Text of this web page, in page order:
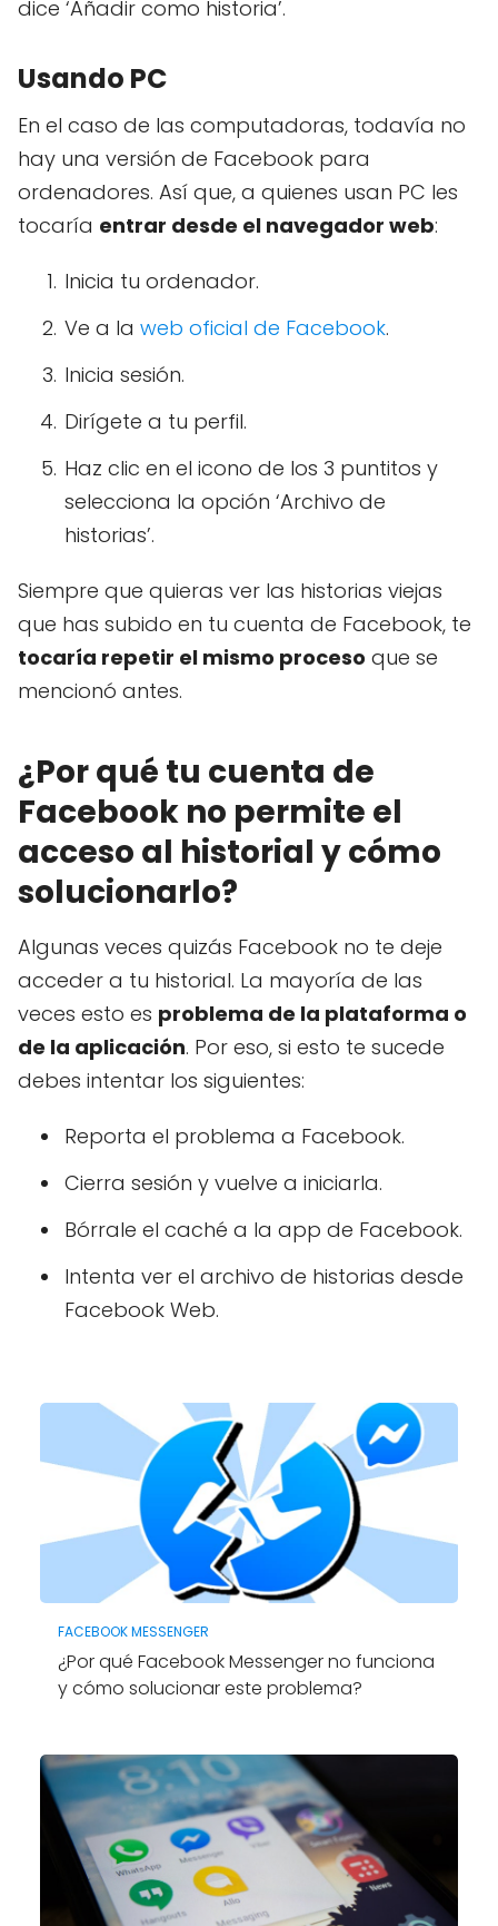
dice ‘Añadir como historia’.
Usando PC
En el caso de las computadoras, todavía no
hay una versión de Facebook para
ordenadores. Así que, a quienes usan PC les
tocaría entrar desde el navegador web:
Inicia tu ordenador.
Ve a la web oficial de Facebook.
Inicia sesión.
Dirígete a tu perfil.
Haz clic en el icono de los 3 puntitos y
selecciona la opción ‘Archivo de
historias’.
Siempre que quieras ver las historias viejas
que has subido en tu cuenta de Facebook, te
tocaría repetir el mismo proceso que se
mencionó antes.
¿Por qué tu cuenta de
Facebook no permite el
acceso al historial y cómo
solucionarlo?
Algunas veces quizás Facebook no te deje
acceder a tu historial. La mayoría de las
veces esto es problema de la plataforma o
de la aplicación. Por eso, si esto te sucede
debes intentar los siguientes:
Reporta el problema a Facebook.
Cierra sesión y vuelve a iniciarla.
Bórrale el caché a la app de Facebook.
Intenta ver el archivo de historias desde
Facebook Web.
FACEBOOK MESSENGER
¿Por qué Facebook Messenger no funciona
y cómo solucionar este problema?